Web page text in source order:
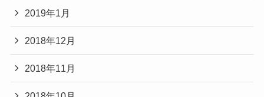
2019年1月
2018年12月
2018年11月